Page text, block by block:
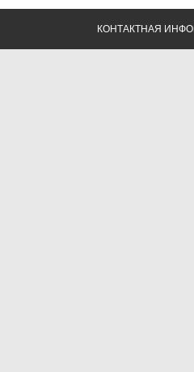
КОНТАКТНАЯ